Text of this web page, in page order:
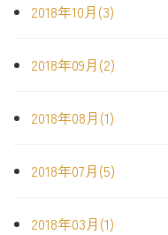
2018年10月(3)
2018年09月(2)
2018年08月(1)
2018年07月(5)
2018年03月(1)